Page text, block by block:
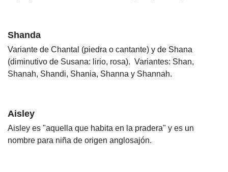
Shanda
Variante de Chantal (piedra o cantante) y de Shana
(diminutivo de Susana: lirio, rosa). Variantes: Shan,
Shanah, Shandi, Shania, Shanna y Shannah.
Aisley
Aisley es "aquella que habita en la pradera" y es un
nombre para niña de origen anglosajón.